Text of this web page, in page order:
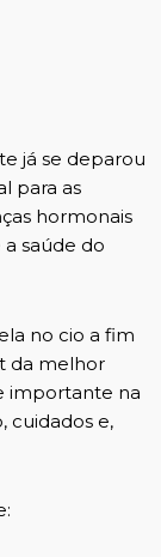
já se deparou
para as
hormonais
saúde do
no cio a fim
da melhor
importante na
cuidados e,